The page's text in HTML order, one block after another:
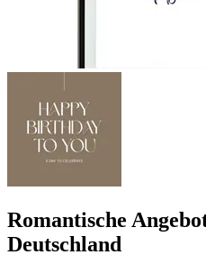
Romantische
Deutschland